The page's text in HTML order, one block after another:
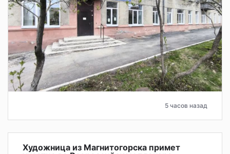
5 часов назад
Художница из Магнитогорска примет